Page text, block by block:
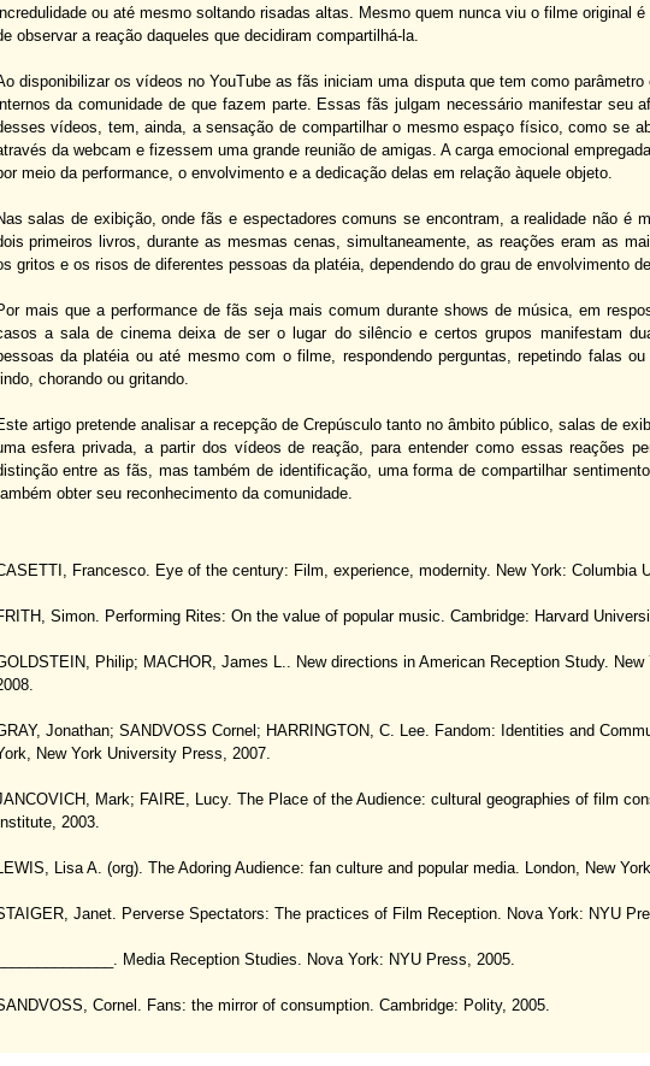
ou até mesmo soltando risadas altas. Mesmo quem nunca viu o filme original
observar a reação daqueles que decidiram compartilhá-la.
disponibilizar os vídeos no YouTube as fãs iniciam uma disputa que tem como
da comunidade de que fazem parte. Essas fãs julgam necessário manifestar seu
vídeos, tem, ainda, a sensação de compartilhar o mesmo espaço físico, como se
da webcam e fizessem uma grande reunião de amigas. A carga emocional
meio da performance, o envolvimento e a dedicação delas em relação àquele objeto.
salas de exibição, onde fãs e espectadores comuns se encontram, a realidade não é
primeiros livros, durante as mesmas cenas, simultaneamente, as reações eram as
gritos e os risos de diferentes pessoas da platéia, dependendo do grau de envolvimento
mais que a performance de fãs seja mais comum durante shows de música, em
a sala de cinema deixa de ser o lugar do silêncio e certos grupos manifestam
da platéia ou até mesmo com o filme, respondendo perguntas, repetindo falas
chorando ou gritando.
artigo pretende analisar a recepção de Crepúsculo tanto no âmbito público, salas de
esfera privada, a partir dos vídeos de reação, para entender como essas reações
entre as fãs, mas também de identificação, uma forma de compartilhar
obter seu reconhecimento da comunidade.
Francesco. Eye of the century: Film, experience, modernity. New York: Columbia
Simon. Performing Rites: On the value of popular music. Cambridge: Harvard
Philip; MACHOR, James L.. New directions in American Reception Study.
Jonathan; SANDVOSS Cornel; HARRINGTON, C. Lee. Fandom: Identities and
New York University Press, 2007.
Mark; FAIRE, Lucy. The Place of the Audience: cultural geographies of film
Institute, 2003.
Lisa A. (org). The Adoring Audience: fan culture and popular media. London, New
Janet. Perverse Spectators: The practices of Film Reception. Nova York: NYU
______________. Media Reception Studies. Nova York: NYU Press, 2005.
Cornel. Fans: the mirror of consumption. Cambridge: Polity, 2005.